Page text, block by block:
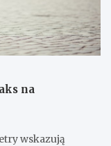
na
wskazują